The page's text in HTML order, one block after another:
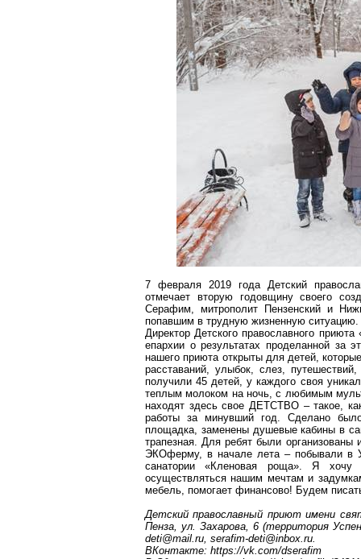
7 февраля 2019 года Детский
отмечает вторую годовщину своего
Серафим, митрополит Пензенский и
попавшим в трудную жизненную ситуацию.
Директор Детского православного
епархии о результатах проделанной за
нашего приюта открыты для детей,
расставаний, улыбок, слез,
получили 45 детей, у каждого своя
теплым молоком на ночь, с любимым
находят здесь свое ДЕТСТВО – такое,
работы за минувший год. Сделано
площадка, заменены душевые кабины в
трапезная. Для ребят были
ЭКОферму, в начале лета – побывали в
санатории «Кленовая роща». Я хочу
осуществляться нашим мечтам и
мебель, помогает финансово! Будем
Детский православный приют имени
Пенза, ул. Захарова, 6 (территория
deti@mail.ru, serafim-deti@inbox.ru.
ВКонтакте: https://vk.com/dserafim